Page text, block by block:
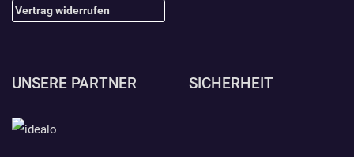
Vertrag widerrufen
UNSERE PARTNER SICHERHEIT